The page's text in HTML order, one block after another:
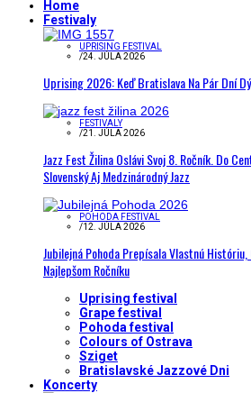
Home
Festivaly
UPRISING FESTIVAL
/24. JÚLA 2026
Uprising 2026: Keď Bratislava Na Pár Dní
FESTIVALY
/21. JÚLA 2026
Jazz Fest Žilina Oslávi Svoj 8. Ročník. Do
Slovenský Aj Medzinárodný Jazz
POHODA FESTIVAL
/12. JÚLA 2026
Jubilejná Pohoda Prepísala Vlastnú
Najlepšom Ročníku
Uprising festival
Grape festival
Pohoda festival
Colours of Ostrava
Sziget
Bratislavské Jazzové Dni
Koncerty